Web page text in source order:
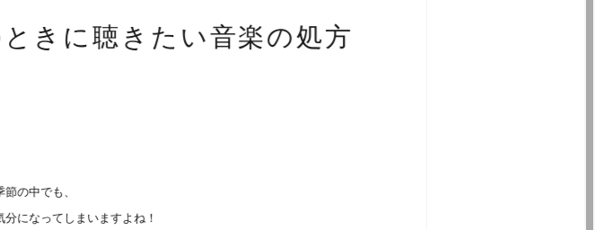
きに聴きたい音楽の処方
の中でも、
になってしまいますよね！